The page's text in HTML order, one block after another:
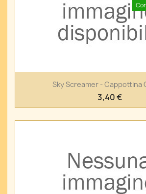
Sky Screamer - Cappottina
3,40 €